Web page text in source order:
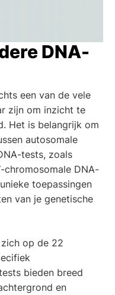
DNA-
een van de vele
zijn om inzicht te
Het is belangrijk om
autosomale
tests, zoals
chromosomale DNA-
toepassingen
van je genetische
op de 22
bieden breed
en